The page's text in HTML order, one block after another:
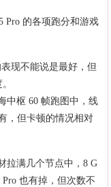
的各项跑分和游戏
现不能说是最好，但
枢 60 帧跑图中，线
，但卡顿的情况相对
满几个节点中，8 G
也有掉，但次数不